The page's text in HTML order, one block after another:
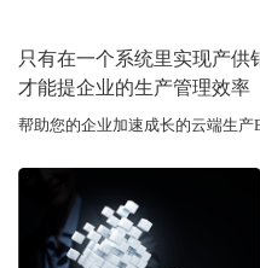
只有在一个系统里实现产供
才能提企业的生产管理效率
帮助您的企业加速成长的云端生产